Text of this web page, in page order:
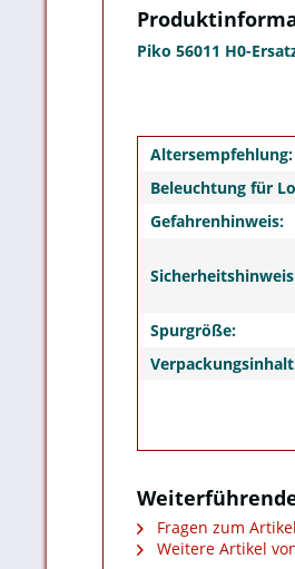
Piko 56011 H0-
Altersempfehlung:
Beleuchtung für
Gefahrenhinweis:
Spurgröße:
Fragen zum
Weitere Artikel